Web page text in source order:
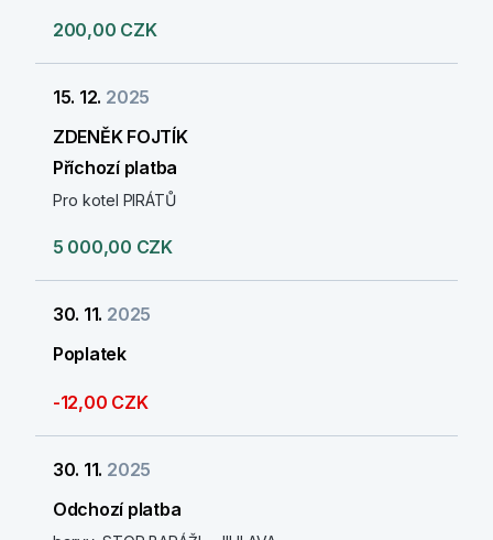
200,00 CZK
15. 12. 2025
ZDENĚK FOJTÍK
Příchozí platba
Pro kotel PIRÁTŮ
5 000,00 CZK
30. 11. 2025
Poplatek
-12,00 CZK
30. 11. 2025
Odchozí platba